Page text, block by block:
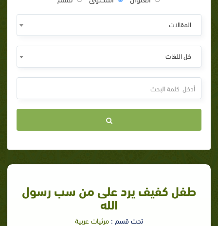
المقالات
كل اللغات
طفل كفيف يرد على من سب رسول
الله
تحت قسم : مرئيات عربية